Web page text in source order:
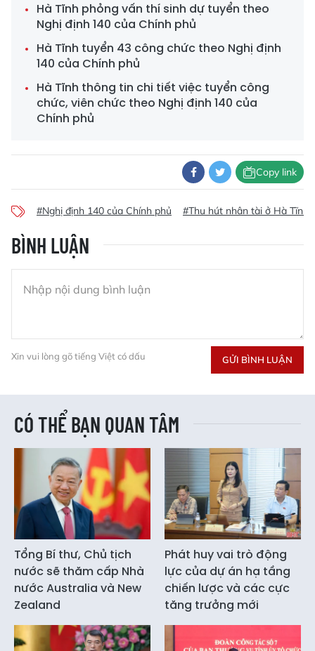
Hà Tĩnh phỏng vấn thí sinh dự tuyển theo
Nghị định 140 của Chính phủ
Hà Tĩnh tuyển 43 công chức theo Nghị định
140 của Chính phủ
Hà Tĩnh thông tin chi tiết việc tuyển công
chức, viên chức theo Nghị định 140 của
Chính phủ
Copy link
#Nghị định 140 của Chính phủ #Thu hút nhân tài ở Hà Tĩnh
BÌNH LUẬN
Xin vui lòng gõ tiếng Việt có dấu GỬI BÌNH LUẬN
CÓ THỂ BẠN QUAN TÂM
Tổng Bí thư, Chủ tịch
nước sẽ thăm cấp Nhà
nước Australia và New
Zealand
Phát huy vai trò động
lực của dự án hạ tầng
chiến lược và các cực
tăng trưởng mới